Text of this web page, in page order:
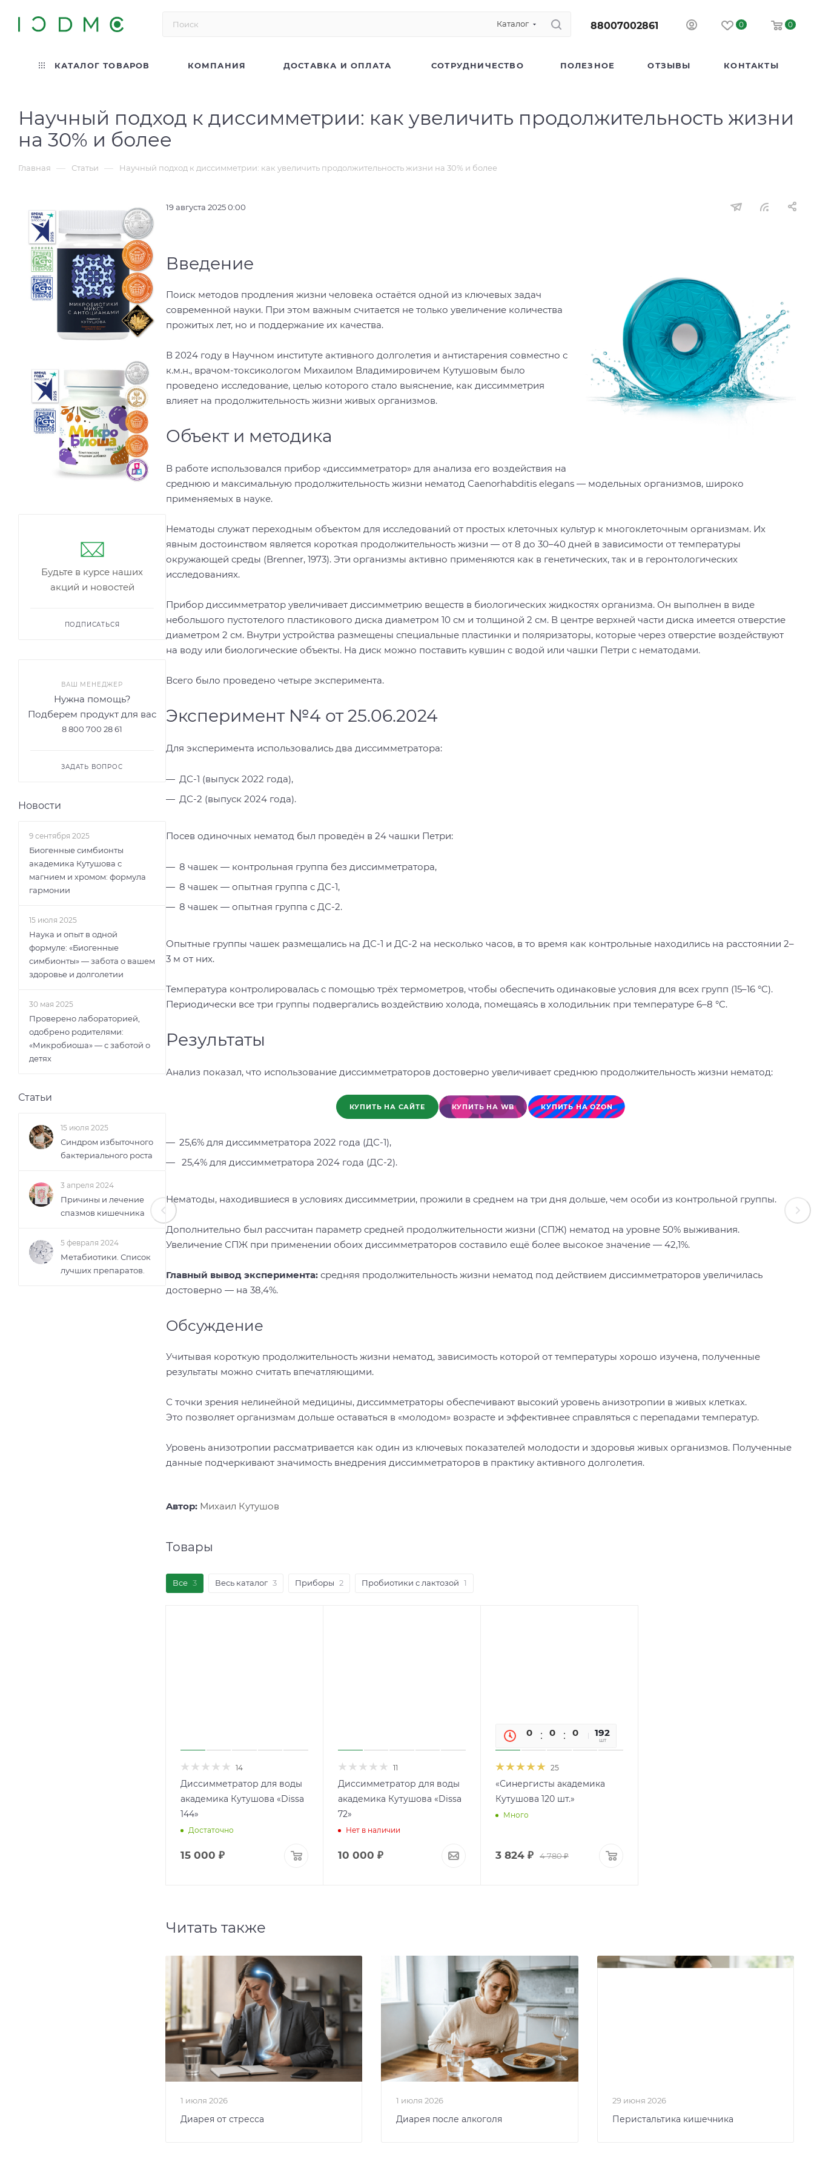
Каталог 88007002861 0 0
КАТАЛОГ ТОВАРОВ КОМПАНИЯ ДОСТАВКА И ОПЛАТА СОТРУДНИЧЕСТВО ПОЛЕЗНОЕ ОТЗЫВЫ КОНТАКТЫ
Научный подход к диссимметрии: как увеличить продолжительность жизни
на 30% и более
Главная — Статьи — Научный подход к диссимметрии: как увеличить продолжительность жизни на 30% и более
19 августа 2025 0:00
Введение
Поиск методов продления жизни человека остаётся одной из ключевых задач
современной науки. При этом важным считается не только увеличение количества
прожитых лет, но и поддержание их качества.
В 2024 году в Научном институте активного долголетия и антистарения совместно с
к.м.н., врачом-токсикологом Михаилом Владимировичем Кутушовым было
проведено исследование, целью которого стало выяснение, как диссимметрия
влияет на продолжительность жизни живых организмов.
Объект и методика
В работе использовался прибор «диссимметратор» для анализа его воздействия на
среднюю и максимальную продолжительность жизни нематод Caenorhabditis elegans — модельных организмов, широко
применяемых в науке.
Нематоды служат переходным объектом для исследований от простых клеточных культур к многоклеточным организмам. Их
явным достоинством является короткая продолжительность жизни — от 8 до 30–40 дней в зависимости от температуры
окружающей среды (Brenner, 1973). Эти организмы активно применяются как в генетических, так и в геронтологических
исследованиях.
Прибор диссимметратор увеличивает диссимметрию веществ в биологических жидкостях организма. Он выполнен в виде
небольшого пустотелого пластикового диска диаметром 10 см и толщиной 2 см. В центре верхней части диска имеется отверстие
диаметром 2 см. Внутри устройства размещены специальные пластинки и поляризаторы, которые через отверстие воздействуют
на воду или биологические объекты. На диск можно поставить кувшин с водой или чашки Петри с нематодами.
Всего было проведено четыре эксперимента.
Эксперимент №4 от 25.06.2024
Для эксперимента использовались два диссимметратора:
ДС-1 (выпуск 2022 года),
ДС-2 (выпуск 2024 года).
Посев одиночных нематод был проведён в 24 чашки Петри:
8 чашек — контрольная группа без диссимметратора,
8 чашек — опытная группа с ДС-1,
8 чашек — опытная группа с ДС-2.
Опытные группы чашек размещались на ДС-1 и ДС-2 на несколько часов, в то время как контрольные находились на расстоянии 2–
3 м от них.
Температура контролировалась с помощью трёх термометров, чтобы обеспечить одинаковые условия для всех групп (15–16 °C).
Периодически все три группы подвергались воздействию холода, помещаясь в холодильник при температуре 6–8 °C.
Результаты
Анализ показал, что использование диссимметраторов достоверно увеличивает среднюю продолжительность жизни нематод:
КУПИТЬ НА САЙТЕ КУПИТЬ НА WB КУПИТЬ НА OZON
25,6% для диссимметратора 2022 года (ДС-1),
25,4% для диссимметратора 2024 года (ДС-2).
Нематоды, находившиеся в условиях диссимметрии, прожили в среднем на три дня дольше, чем особи из контрольной группы.
Дополнительно был рассчитан параметр средней продолжительности жизни (СПЖ) нематод на уровне 50% выживания.
Увеличение СПЖ при применении обоих диссимметраторов составило ещё более высокое значение — 42,1%.
Главный вывод эксперимента: средняя продолжительность жизни нематод под действием диссимметраторов увеличилась
достоверно — на 38,4%.
Обсуждение
Учитывая короткую продолжительность жизни нематод, зависимость которой от температуры хорошо изучена, полученные
результаты можно считать впечатляющими.
С точки зрения нелинейной медицины, диссимметраторы обеспечивают высокий уровень анизотропии в живых клетках.
Это позволяет организмам дольше оставаться в «молодом» возрасте и эффективнее справляться с перепадами температур.
Уровень анизотропии рассматривается как один из ключевых показателей молодости и здоровья живых организмов. Полученные
данные подчеркивают значимость внедрения диссимметраторов в практику активного долголетия.
Aвтор: Михаил Кутушов
Товары
Все 3 Весь каталог 3 Приборы 2 Пробиотики с лактозой 1
14
Диссимметратор для воды
академика Кутушова «Dissa
144»
Достаточно
15 000 ₽
11
Диссимметратор для воды
академика Кутушова «Dissa
72»
Нет в наличии
10 000 ₽
01 03 16 19
сек
192
шт
25
«Синергисты академика
Кутушова 120 шт.»
Много
3 824 ₽ 4 780₽
Читать также
1 июля 2026
Диарея от стресса
1 июля 2026
Диарея после алкоголя
29 июня 2026
Перистальтика кишечника
Будьте в курсе наших
акций и новостей
ПОДПИСАТЬСЯ
ВАШ МЕНЕДЖЕР
Нужна помощь?
Подберем продукт для вас
8 800 700 28 61
ЗАДАТЬ ВОПРОС
Новости
9 сентября 2025
Биогенные симбионты
академика Кутушова с
магнием и хромом: формула
гармонии
15 июля 2025
Наука и опыт в одной
формуле: «Биогенные
симбионты» — забота о вашем
здоровье и долголетии
30 мая 2025
Проверено лабораторией,
одобрено родителями:
«Микробиоша» — с заботой о
детях
Статьи
15 июля 2025
Синдром избыточного
бактериального роста
3 апреля 2024
Причины и лечение
спазмов кишечника
5 февраля 2024
Метабиотики. Список
лучших препаратов.